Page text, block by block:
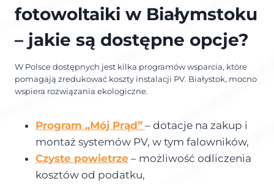
fotowoltaiki w Białymstoku
– jakie są dostępne opcje?
W Polsce dostępnych jest kilka programów wsparcia, które
pomagają zredukować koszty instalacji PV. Białystok, mocno
wspiera rozwiązania ekologiczne.
Program „Mój Prąd” – dotacje na zakup i
montaż systemów PV, w tym falowników,
Czyste powietrze – możliwość odliczenia
kosztów od podatku,